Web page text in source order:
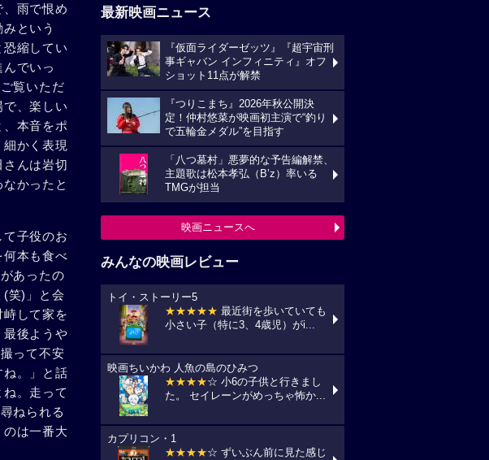
雨で恨め
という
縮してい
でいっ
覧いただ
、楽しい
本音をポ
かく表現
んは岩切
かったと
子役のお
本も食べ
あったの
(笑)」と会
して家を
後ようや
って不安
。」と話
。走って
ねられる
は一番大
最新映画ニュース
『仮面ライダーゼッツ』『超宇宙刑
事ギャバン インフィニティ』オフ
ショット11点が解禁
『つりこまち』2026年秋公開決
定！仲村悠菜が映画初主演で“釣り
で五輪金メダル”を目指す
「八つ墓村」悪夢的な予告編解禁、
主題歌は松本孝弘（B’z）率いる
TMGが担当
映画ニュースへ
みんなの映画レビュー
トイ・ストーリー5
★★★★★ 最近街を歩いていても
小さい子（特に3、4歳児）がi...
映画ちいかわ 人魚の島のひみつ
★★★★☆ 小6の子供と行きまし
た。 セイレーンがめっちゃ怖か...
カプリコン・1
★★★★☆ ずいぶん前に見た感じ